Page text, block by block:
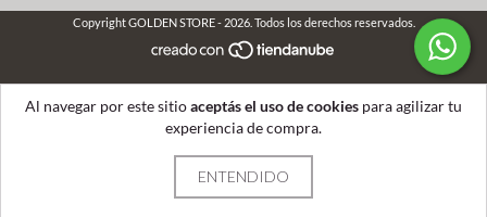
Al navegar por este sitioaceptás el uso de cookies para agilizar tu
experiencia de compra.
ENTENDIDO
Copyright GOLDEN STORE - 2026. Todos los derechos reservados.